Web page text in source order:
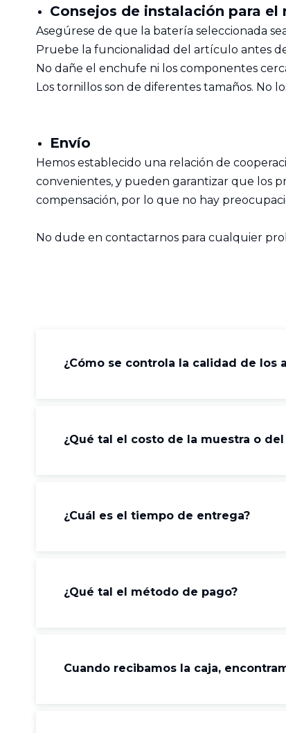
Consejos de instalación para
Asegúrese de que la batería seleccionada
Pruebe la funcionalidad del artículo antes
No dañe el enchufe ni los componentes
Los tornillos son de diferentes tamaños. No
Envío
Hemos establecido una relación de
convenientes, y pueden garantizar que los
compensación, por lo que no hay
No dude en contactarnos para cualquier
¿Cómo se controla la calidad de los
¿Qué tal el costo de la muestra o
¿Cuál es el tiempo de entrega?
¿Qué tal el método de pago?
Cuando recibamos la caja,